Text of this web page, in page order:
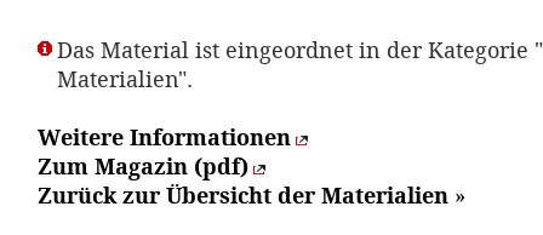
Das Material ist eingeordnet in der Kategorie
Materialien".
Weitere Informationen
Zum Magazin (pdf)
Zurück zur Übersicht der Materialien »